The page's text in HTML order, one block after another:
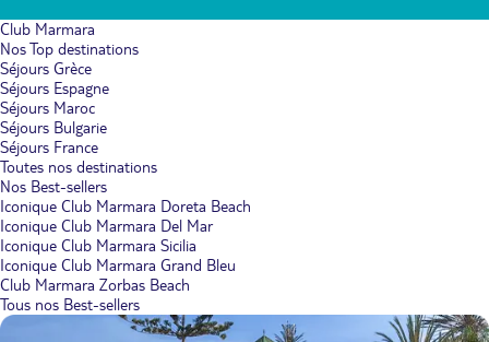
Club Marmara
Nos Top destinations
Séjours Grèce
Séjours Espagne
Séjours Maroc
Séjours Bulgarie
Séjours France
Toutes nos destinations
Nos Best-sellers
Iconique Club Marmara Doreta Beach
Iconique Club Marmara Del Mar
Iconique Club Marmara Sicilia
Iconique Club Marmara Grand Bleu
Club Marmara Zorbas Beach
Tous nos Best-sellers